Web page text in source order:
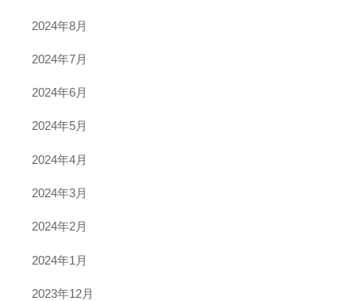
2024年8月
2024年7月
2024年6月
2024年5月
2024年4月
2024年3月
2024年2月
2024年1月
2023年12月